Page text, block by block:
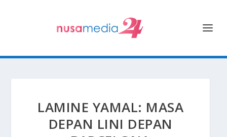
LAMINE YAMAL: MASA
DEPAN LINI DEPAN